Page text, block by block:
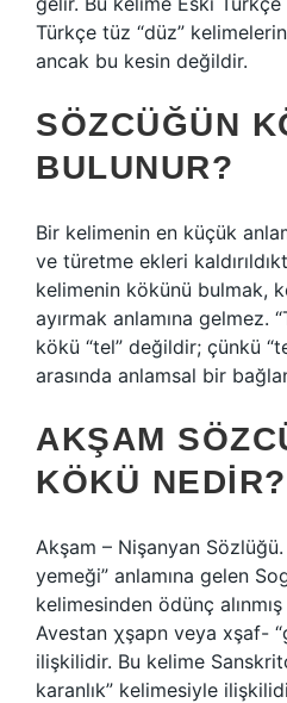
Türkçe tüz “düz”
ancak bu kesin değildir.
SÖZCÜĞÜN
BULUNUR?
Bir kelimenin en küçük
ve türetme ekleri
kelimenin kökünü bulmak,
ayırmak anlamına gelmez.
kökü “tel” değildir; çünkü
arasında anlamsal bir
AKŞAM
KÖKÜ NEDIR?
Akşam – Nişanyan Sözlüğü.
yemeği” anlamına gelen
kelimesinden ödünç
Avestan χşapn veya xşaf-
ilişkilidir. Bu kelime
karanlık” kelimesiyle